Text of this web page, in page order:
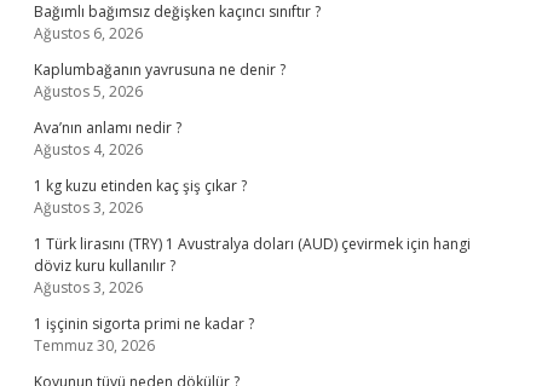
Bağımlı bağımsız değişken kaçıncı sınıftır ?
Ağustos 6, 2026
Kaplumbağanın yavrusuna ne denir ?
Ağustos 5, 2026
Ava’nın anlamı nedir ?
Ağustos 4, 2026
1 kg kuzu etinden kaç şiş çıkar ?
Ağustos 3, 2026
1 Türk lirasını (TRY) 1 Avustralya doları (AUD) çevirmek için hangi
döviz kuru kullanılır ?
Ağustos 3, 2026
1 işçinin sigorta primi ne kadar ?
Temmuz 30, 2026
Koyunun tüyü neden dökülür ?